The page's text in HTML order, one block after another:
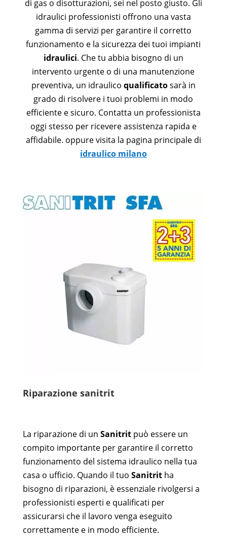
di gas o disotturazioni, sei nel posto giusto. Gli
idraulici professionisti offrono una vasta
gamma di servizi per garantire il corretto
funzionamento e la sicurezza dei tuoi impianti
idraulici. Che tu abbia bisogno di un
intervento urgente o di una manutenzione
preventiva, un idraulico qualificatosarà in
grado di risolvere i tuoi problemi in modo
efficiente e sicuro. Contatta un professionista
oggi stesso per ricevere assistenza rapida e
affidabile. oppure visita la pagina principale di
idraulico milano
Riparazione sanitrit
La riparazione di un Sanitrit può essere un
compito importante per garantire il corretto
funzionamento del sistema idraulico nella tua
casa o ufficio. Quando il tuo Sanitritha
bisogno di riparazioni, è essenziale rivolgersi a
professionisti esperti e qualificati per
assicurarsi che il lavoro venga eseguito
correttamente e in modo efficiente.